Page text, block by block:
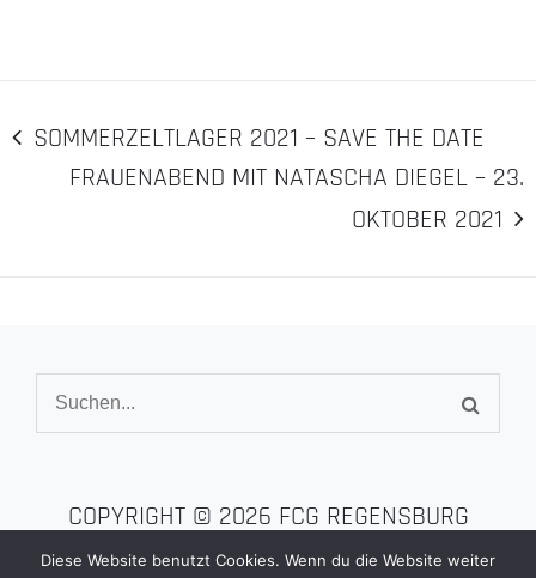
BEITRAGSNAVIGATION
SOMMERZELTLAGER 2021 – SAVE THE DATE
FRAUENABEND MIT NATASCHA DIEGEL – 23.
OKTOBER 2021
nach:
COPYRIGHT © 2026 FCG REGENSBURG
Alle Rechte vorbehalten | Chrisporate Pro byTheme Palace
Diese Website benutzt Cookies. Wenn du die Website weiter